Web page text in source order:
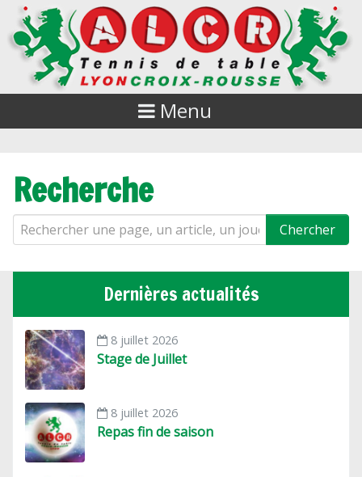
Menu
Recherche
Dernières actualités
8 juillet 2026
Stage de Juillet
8 juillet 2026
Repas fin de saison